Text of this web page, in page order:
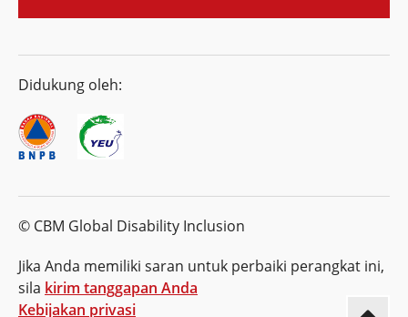
Didukung oleh:
© CBM Global Disability Inclusion
Jika Anda memiliki saran untuk perbaiki perangkat ini,
sila kirim tanggapan Anda
Kebijakan privasi